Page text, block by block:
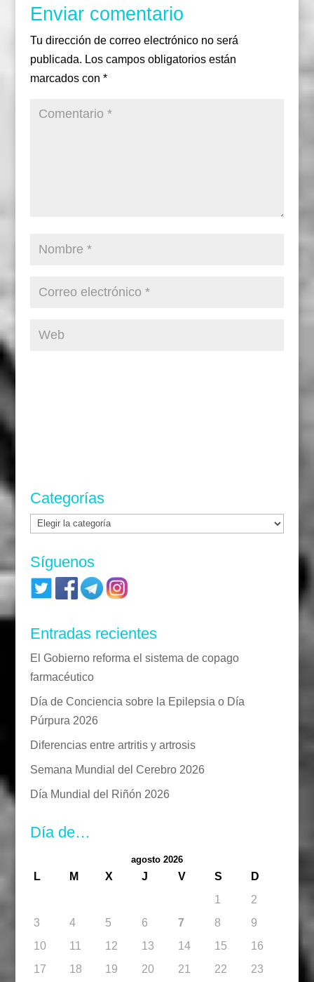
Enviar comentario
Tu dirección de correo electrónico no será
publicada. Los campos obligatorios están
marcados con *
Categorías
Categorías
Síguenos
Entradas recientes
El Gobierno reforma el sistema de copago
farmacéutico
Día de Conciencia sobre la Epilepsia o Día
Púrpura 2026
Diferencias entre artritis y artrosis
Semana Mundial del Cerebro 2026
Día Mundial del Riñón 2026
Día de…
agosto 2026
L M X J V S
D
1
2
3
4 5 6 7 8
9
10
11 12 13 14 15
16
17
18 19 20 21 22
23